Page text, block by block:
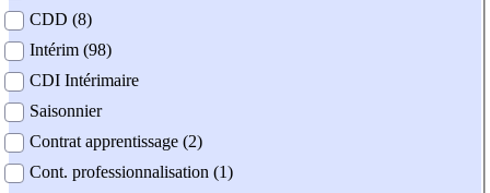
CDD (8)
Intérim (98)
CDI Intérimaire
Saisonnier
Contrat apprentissage (2)
Cont. professionnalisation (1)